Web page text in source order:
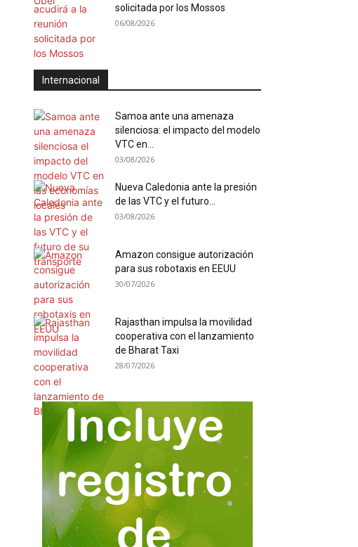
solicitada por los Mossos
06/08/2026
Internacional
Samoa ante una amenaza
silenciosa: el impacto del modelo
VTC en...
03/08/2026
Nueva Caledonia ante la presión
de las VTC y el futuro...
03/08/2026
Amazon consigue autorización
para sus robotaxis en EEUU
30/07/2026
Rajasthan impulsa la movilidad
cooperativa con el lanzamiento
de Bharat Taxi
28/07/2026